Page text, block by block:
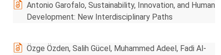
Antonio Garofalo, Sustainability, Innovation, and Human
Development: New Interdisciplinary Paths
Özge Özden, Salih Gücel, Muhammed Adeel, Fadi Al-